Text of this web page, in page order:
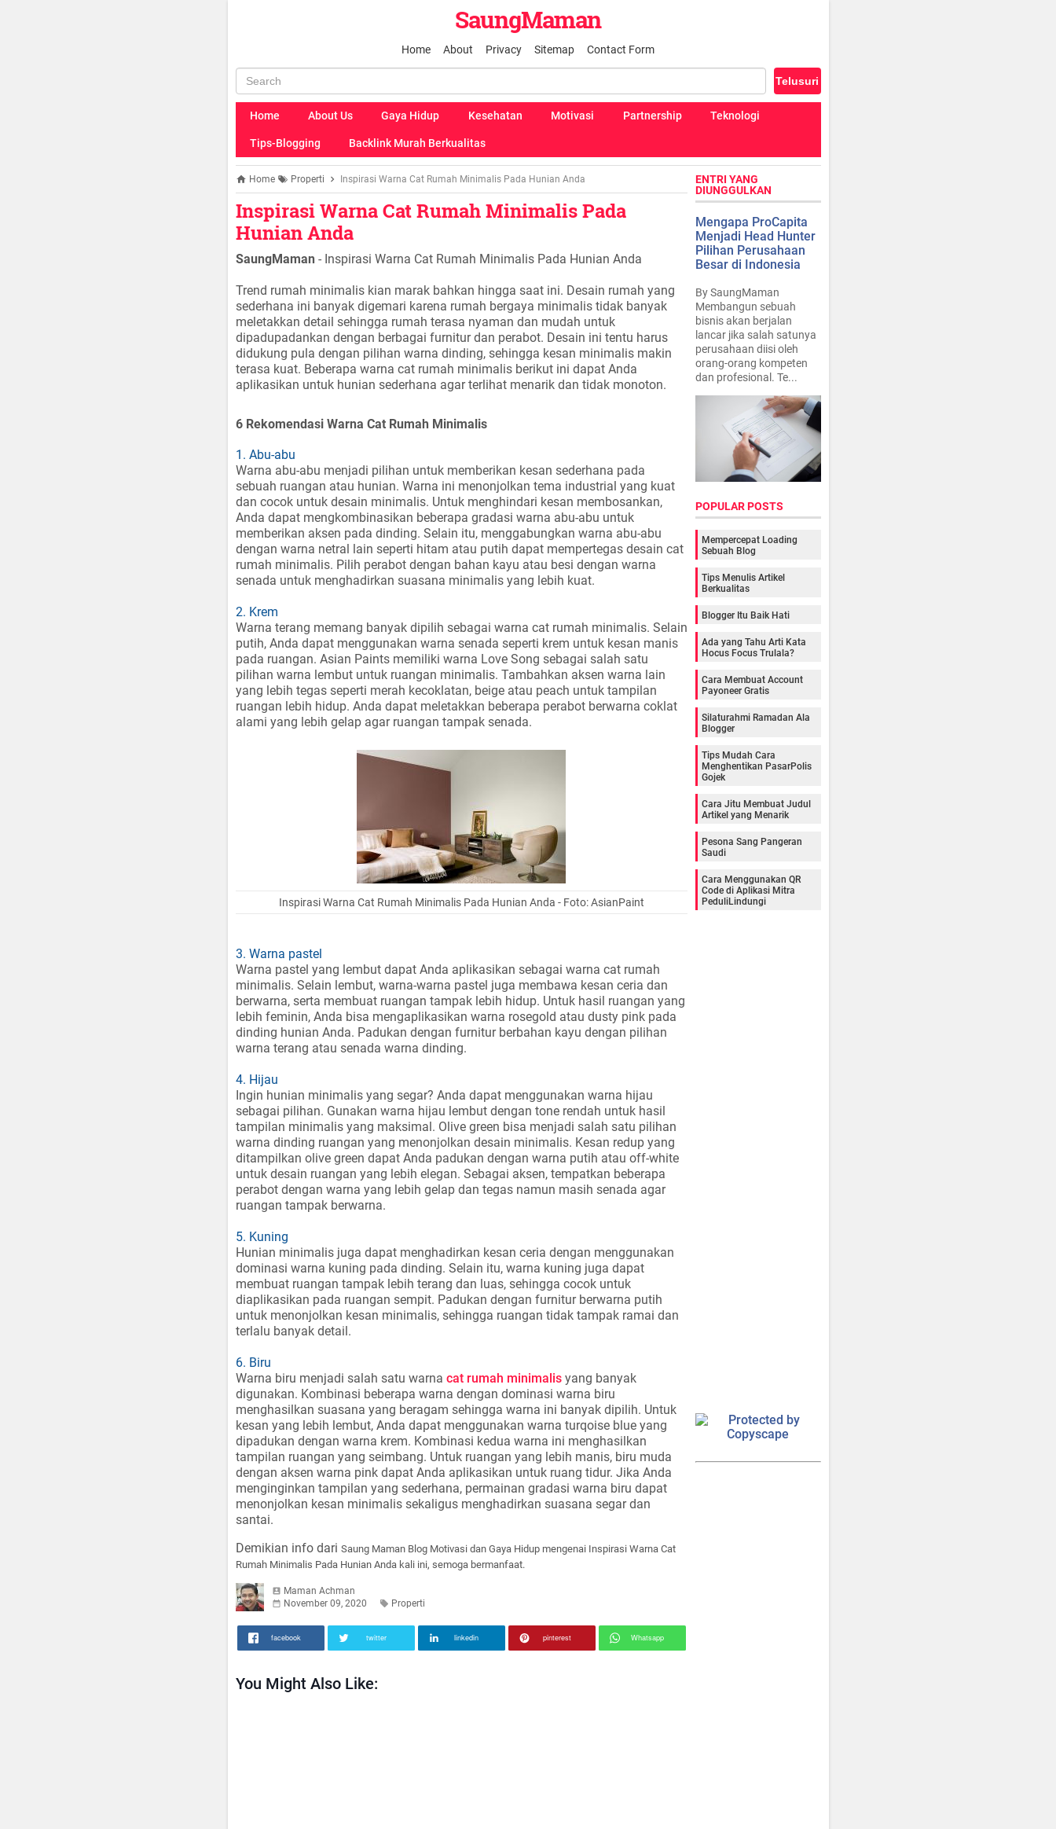
SaungMaman
Home About Privacy Sitemap Contact Form
Home About Us Gaya Hidup Kesehatan Motivasi Partnership Teknologi
Tips-Blogging Backlink Murah Berkualitas
Home Properti Inspirasi Warna Cat Rumah Minimalis Pada Hunian Anda
Inspirasi Warna Cat Rumah Minimalis Pada
Hunian Anda
SaungMaman - Inspirasi Warna Cat Rumah Minimalis Pada Hunian Anda
Trend rumah minimalis kian marak bahkan hingga saat ini. Desain rumah yang
sederhana ini banyak digemari karena rumah bergaya minimalis tidak banyak
meletakkan detail sehingga rumah terasa nyaman dan mudah untuk
dipadupadankan dengan berbagai furnitur dan perabot. Desain ini tentu harus
didukung pula dengan pilihan warna dinding, sehingga kesan minimalis makin
terasa kuat. Beberapa warna cat rumah minimalis berikut ini dapat Anda
aplikasikan untuk hunian sederhana agar terlihat menarik dan tidak monoton.
6 Rekomendasi Warna Cat Rumah Minimalis
1. Abu-abu
Warna abu-abu menjadi pilihan untuk memberikan kesan sederhana pada
sebuah ruangan atau hunian. Warna ini menonjolkan tema industrial yang kuat
dan cocok untuk desain minimalis. Untuk menghindari kesan membosankan,
Anda dapat mengkombinasikan beberapa gradasi warna abu-abu untuk
memberikan aksen pada dinding. Selain itu, menggabungkan warna abu-abu
dengan warna netral lain seperti hitam atau putih dapat mempertegas desain cat
rumah minimalis. Pilih perabot dengan bahan kayu atau besi dengan warna
senada untuk menghadirkan suasana minimalis yang lebih kuat.
2. Krem
Warna terang memang banyak dipilih sebagai warna cat rumah minimalis. Selain
putih, Anda dapat menggunakan warna senada seperti krem untuk kesan manis
pada ruangan. Asian Paints memiliki warna Love Song sebagai salah satu
pilihan warna lembut untuk ruangan minimalis. Tambahkan aksen warna lain
yang lebih tegas seperti merah kecoklatan, beige atau peach untuk tampilan
ruangan lebih hidup. Anda dapat meletakkan beberapa perabot berwarna coklat
alami yang lebih gelap agar ruangan tampak senada.
Inspirasi Warna Cat Rumah Minimalis Pada Hunian Anda - Foto: AsianPaint
3. Warna pastel
Warna pastel yang lembut dapat Anda aplikasikan sebagai warna cat rumah
minimalis. Selain lembut, warna-warna pastel juga membawa kesan ceria dan
berwarna, serta membuat ruangan tampak lebih hidup. Untuk hasil ruangan yang
lebih feminin, Anda bisa mengaplikasikan warna rosegold atau dusty pink pada
dinding hunian Anda. Padukan dengan furnitur berbahan kayu dengan pilihan
warna terang atau senada warna dinding.
4. Hijau
Ingin hunian minimalis yang segar? Anda dapat menggunakan warna hijau
sebagai pilihan. Gunakan warna hijau lembut dengan tone rendah untuk hasil
tampilan minimalis yang maksimal. Olive green bisa menjadi salah satu pilihan
warna dinding ruangan yang menonjolkan desain minimalis. Kesan redup yang
ditampilkan olive green dapat Anda padukan dengan warna putih atau off-white
untuk desain ruangan yang lebih elegan. Sebagai aksen, tempatkan beberapa
perabot dengan warna yang lebih gelap dan tegas namun masih senada agar
ruangan tampak berwarna.
5. Kuning
Hunian minimalis juga dapat menghadirkan kesan ceria dengan menggunakan
dominasi warna kuning pada dinding. Selain itu, warna kuning juga dapat
membuat ruangan tampak lebih terang dan luas, sehingga cocok untuk
diaplikasikan pada ruangan sempit. Padukan dengan furnitur berwarna putih
untuk menonjolkan kesan minimalis, sehingga ruangan tidak tampak ramai dan
terlalu banyak detail.
6. Biru
Warna biru menjadi salah satu warna cat rumah minimalisyang banyak
digunakan. Kombinasi beberapa warna dengan dominasi warna biru
menghasilkan suasana yang beragam sehingga warna ini banyak dipilih. Untuk
kesan yang lebih lembut, Anda dapat menggunakan warna turqoise blue yang
dipadukan dengan warna krem. Kombinasi kedua warna ini menghasilkan
tampilan ruangan yang seimbang. Untuk ruangan yang lebih manis, biru muda
dengan aksen warna pink dapat Anda aplikasikan untuk ruang tidur. Jika Anda
menginginkan tampilan yang sederhana, permainan gradasi warna biru dapat
menonjolkan kesan minimalis sekaligus menghadirkan suasana segar dan
santai.
Demikian info dari Saung Maman Blog Motivasi dan Gaya Hidup mengenai Inspirasi Warna Cat
Rumah Minimalis Pada Hunian Anda kali ini, semoga bermanfaat.
Maman Achman
November 09, 2020
Properti
facebook twitter linkedin pinterest Whatsapp
You Might Also Like:
ENTRI YANG
DIUNGGULKAN
Mengapa ProCapita
Menjadi Head Hunter
Pilihan Perusahaan
Besar di Indonesia
By SaungMaman
Membangun sebuah
bisnis akan berjalan
lancar jika salah satunya
perusahaan diisi oleh
orang-orang kompeten
dan profesional. Te...
POPULAR POSTS
Mempercepat Loading
Sebuah Blog
Tips Menulis Artikel
Berkualitas
Blogger Itu Baik Hati
Ada yang Tahu Arti Kata
Hocus Focus Trulala?
Cara Membuat Account
Payoneer Gratis
Silaturahmi Ramadan Ala
Blogger
Tips Mudah Cara
Menghentikan PasarPolis
Gojek
Cara Jitu Membuat Judul
Artikel yang Menarik
Pesona Sang Pangeran
Saudi
Cara Menggunakan QR
Code di Aplikasi Mitra
PeduliLindungi